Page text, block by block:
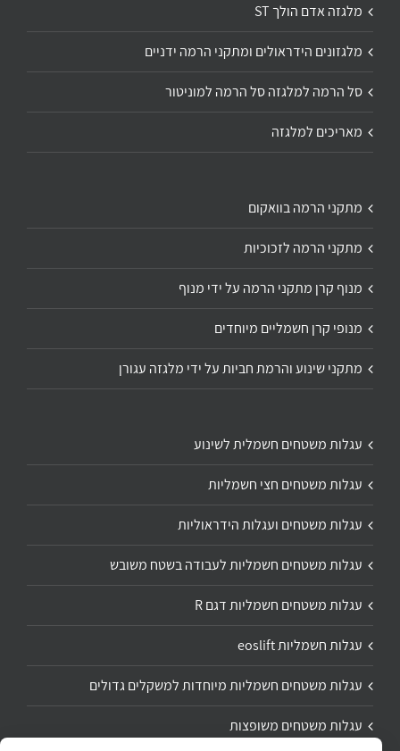
מלגזה אדם הולך ST
מלגזונים הידראולים ומתקני הרמה ידניים
סל הרמה למלגזה סל הרמה למוניטור
מאריכים למלגזה
מתקני הרמה בוואקום
מתקני הרמה לזכוכיות
מנוף קרן מתקני הרמה על ידי מנוף
מנופי קרן חשמליים מיוחדים
מתקני שינוע והרמת חביות על ידי מלגזה עגורן
עגלות משטחים חשמלית לשינוע
עגלות משטחים חצי חשמליות
עגלות משטחים ועגלות הידראוליות
עגלות משטחים חשמליות לעבודה בשטח משובש
עגלות משטחים חשמליות דגם R
עגלות חשמליות eoslift
עגלות משטחים חשמליות מיוחדות למשקלים גדולים
עגלות משטחים משופצות